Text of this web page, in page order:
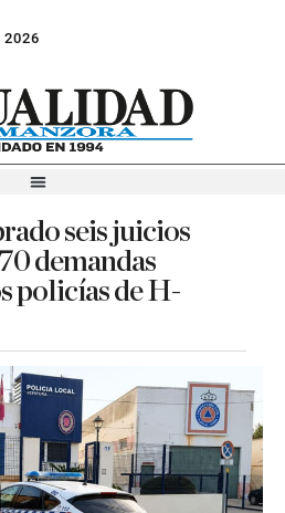
2026
seis juicios
demandas
policías de H-